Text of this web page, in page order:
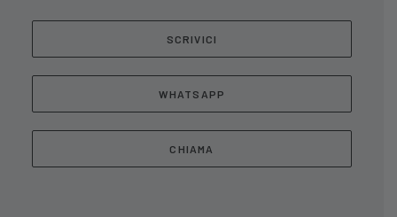
SCRIVICI
WHATSAPP
CHIAMA